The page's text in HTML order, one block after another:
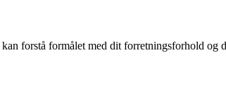
forstå formålet med dit forretningsforhold og